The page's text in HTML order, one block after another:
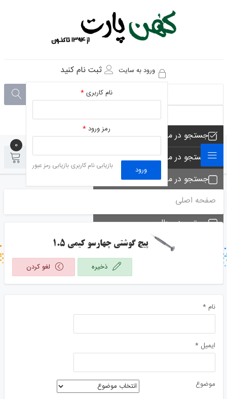
ورود به سایت
نام کاربری*
رمز ورود*
ورود بازیابی نام کاربری بازیابی رمز عبور
ثبت نام کنید
جستجو در مجموعه های فروشگاه
جستجو در محصولات فروشگاه
جستجو در مجموعه ها
جستجو - تماس ها
جستجو در مطلب
جستجو در خبر خوان
0
صفحه اصلی
پیچ گوشتی چهارسو کیمی 1.5
نام *
ايميل *
موضوع